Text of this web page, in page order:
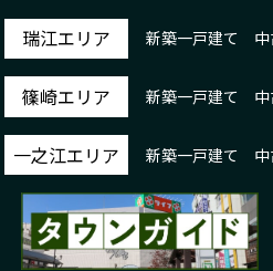
瑞江エリア 新築一戸建て
篠崎エリア 新築一戸建て
一之江エリア 新築一戸建て